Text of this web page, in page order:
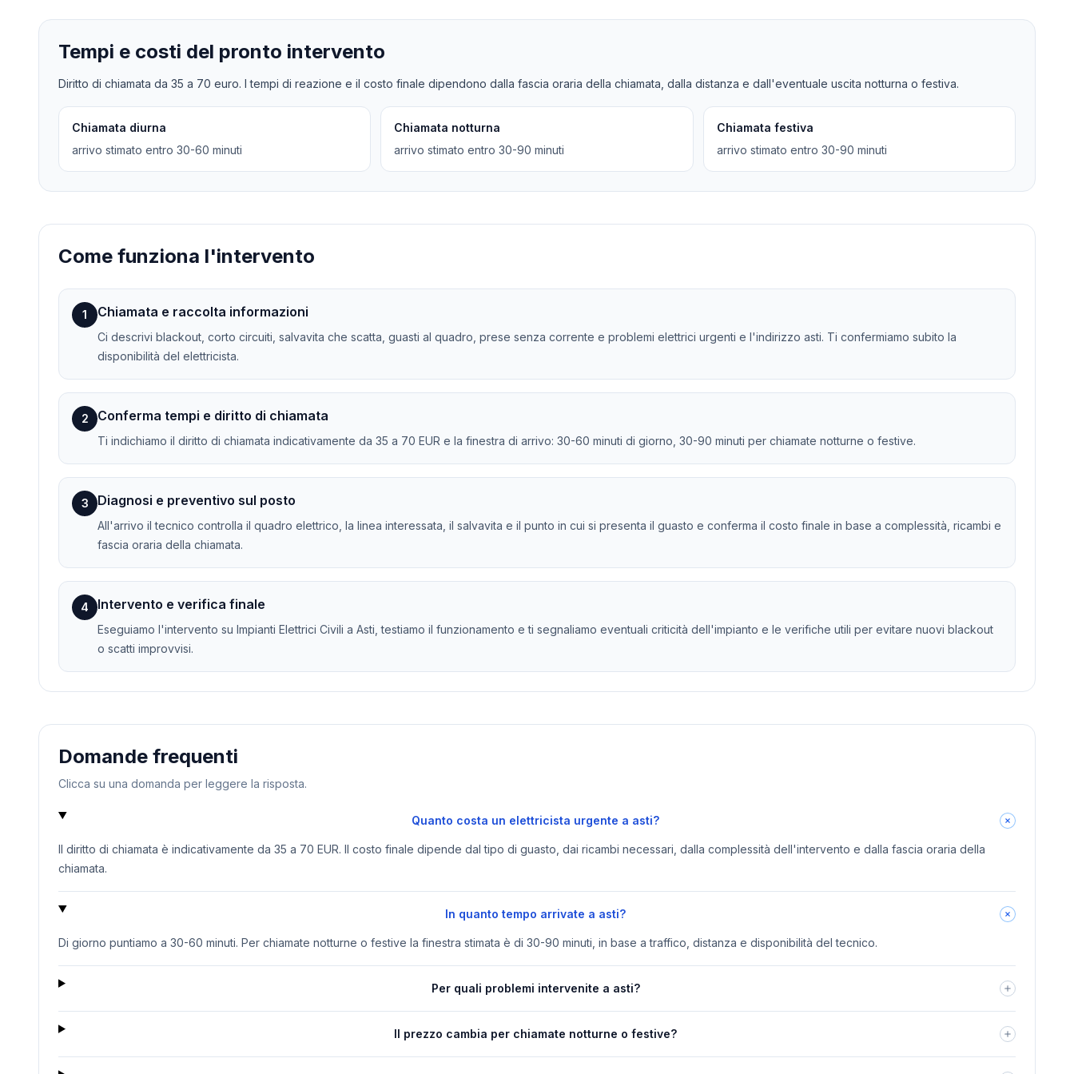
Tempi e costi del pronto intervento
Diritto di chiamata da 35 a 70 euro. I tempi di reazione e il costo finale dipendono dalla fascia oraria della chiamata, dalla distanza e dall'eventuale uscita notturna o festiva.
Chiamata diurna
arrivo stimato entro 30-60 minuti
Chiamata notturna
arrivo stimato entro 30-90 minuti
Chiamata festiva
arrivo stimato entro 30-90 minuti
Come funziona l'intervento
1 Chiamata e raccolta informazioni
Ci descrivi blackout, corto circuiti, salvavita che scatta, guasti al quadro, prese senza corrente e problemi elettrici urgenti e l'indirizzo asti. Ti confermiamo subito la
disponibilità del elettricista.
2 Conferma tempi e diritto di chiamata
Ti indichiamo il diritto di chiamata indicativamente da 35 a 70 EUR e la finestra di arrivo: 30-60 minuti di giorno, 30-90 minuti per chiamate notturne o festive.
3 Diagnosi e preventivo sul posto
All'arrivo il tecnico controlla il quadro elettrico, la linea interessata, il salvavita e il punto in cui si presenta il guasto e conferma il costo finale in base a complessità, ricambi e
fascia oraria della chiamata.
4 Intervento e verifica finale
Eseguiamo l'intervento su Impianti Elettrici Civili a Asti, testiamo il funzionamento e ti segnaliamo eventuali criticità dell'impianto e le verifiche utili per evitare nuovi blackout
o scatti improvvisi.
Domande frequenti
Clicca su una domanda per leggere la risposta.
Quanto costa un elettricista urgente a asti?
Il diritto di chiamata è indicativamente da 35 a 70 EUR. Il costo finale dipende dal tipo di guasto, dai ricambi necessari, dalla complessità dell'intervento e dalla fascia oraria della
chiamata.
In quanto tempo arrivate a asti?
Di giorno puntiamo a 30-60 minuti. Per chiamate notturne o festive la finestra stimata è di 30-90 minuti, in base a traffico, distanza e disponibilità del tecnico.
Per quali problemi intervenite a asti?
Il prezzo cambia per chiamate notturne o festive?